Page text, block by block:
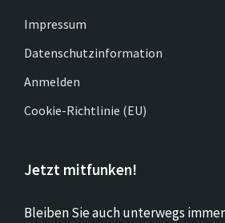
Impressum
Datenschutzinformation
Anmelden
Cookie-Richtlinie (EU)
Jetzt mitfunken!
Bleiben Sie auch unterwegs